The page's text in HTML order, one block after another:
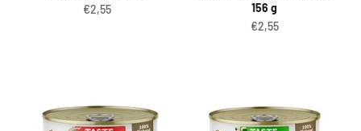
Preço promocional
€2,55
156 g
Preço promocional
€2,55